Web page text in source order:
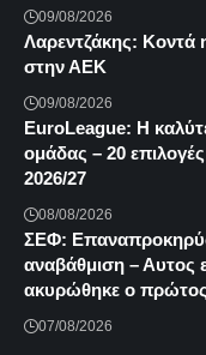
09/08/2026
Λαρεντζάκης: Κοντά
στην ΑΕΚ
09/08/2026
EuroLeague: Η
ομάδας – 20
2026/27
08/08/2026
ΣΕΦ:
αναβάθμιση – Αυτος
ακυρώθηκε ο
07/08/2026